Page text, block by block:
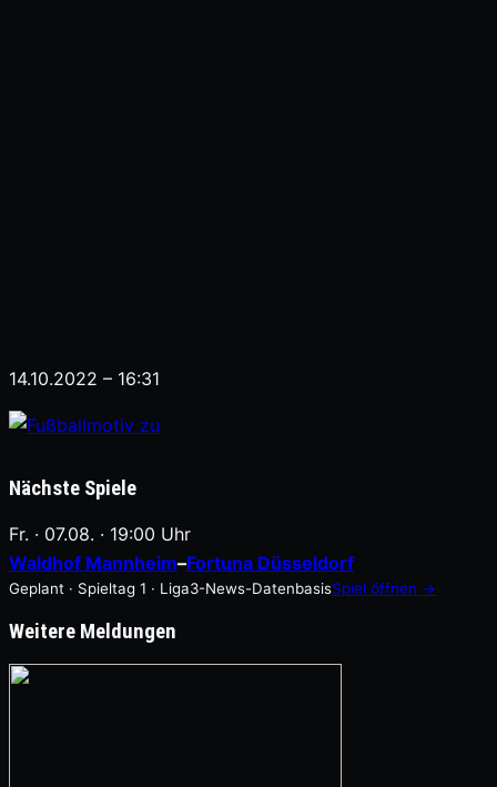
14.10.2022 – 16:31
Nächste Spiele
Fr. · 07.08. · 19:00 Uhr
Waldhof Mannheim–Fortuna Düsseldorf
Geplant · Spieltag 1 · Liga3-News-DatenbasisSpiel öffnen →
Weitere Meldungen